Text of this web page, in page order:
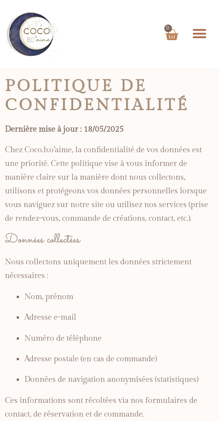
0
POLITIQUE DE
CONFIDENTIALITÉ
Dernière mise àjour : 18/05/2025
Chez Coco.b.o’aime, la confidentialité de vos données est
une priorité. Cette politique vise à vous informer de
manière claire sur la manière dont nous collectons,
utilisons et protégeons vos données personnelles lorsque
vous naviguez sur notre site ou utilisez nos services (prise
de rendez-vous, commande de créations, contact, etc.).
Donnéescollectées
Nous collectons uniquement les données strictement
nécessaires :
Nom, prénom
Adresse e-mail
Numéro de téléphone
Adresse postale (en cas de commande)
Données de navigation anonymisées (statistiques)
Ces informations sont récoltées via nos formulaires de
contact, de réservation et de commande.